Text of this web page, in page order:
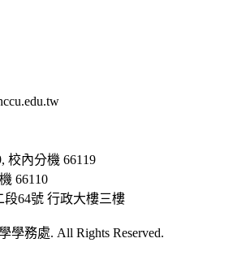
校內分機 66119
66110
64號 行政大樓三樓
學務處. All Rights Reserved.